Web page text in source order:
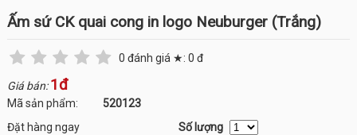
Ấm sứ CK quai cong in logo Neuburger (Trắng)
0 đánh giá ★: 0 đ
Giá bán:1đ
Mã sản phẩm:
520123
Đặt hàng ngay
Số lượng